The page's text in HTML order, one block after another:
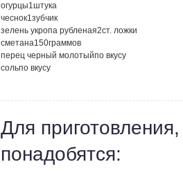
огурцы1штука
чеснок1зубчик
зелень укропа рубленая2ст. ложки
сметана150граммов
перец черный молотыйпо вкусу
сольпо вкусу
Для
понадобятся: